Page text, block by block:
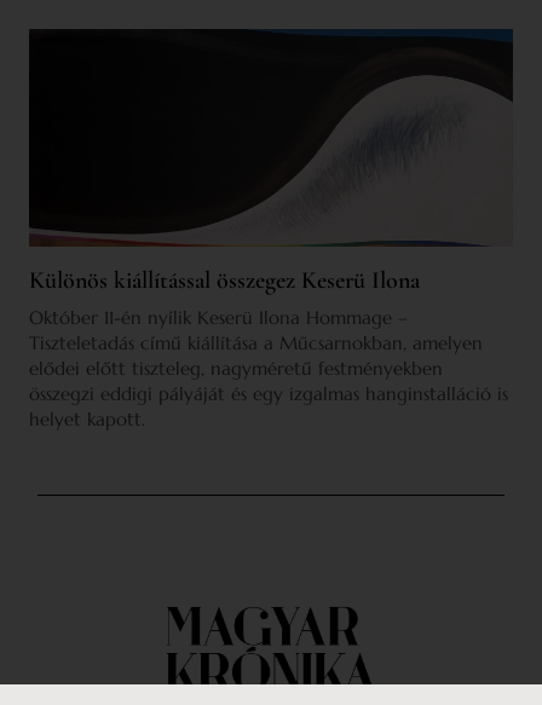
Különös kiállítással összegez Keserü Ilona
Október 11-én nyílik Keserü Ilona Hommage –
Tiszteletadás című kiállítása a Műcsarnokban, amelyen
elődei előtt tiszteleg, nagyméretű festményekben
összegzi eddigi pályáját és egy izgalmas hanginstalláció is
helyet kapott.